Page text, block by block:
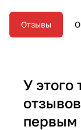
Отзывы
У этого
первым